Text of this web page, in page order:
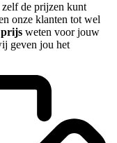
zelf de prijzen kunt
onze klanten tot wel
prijs weten voor jouw
geven jou het